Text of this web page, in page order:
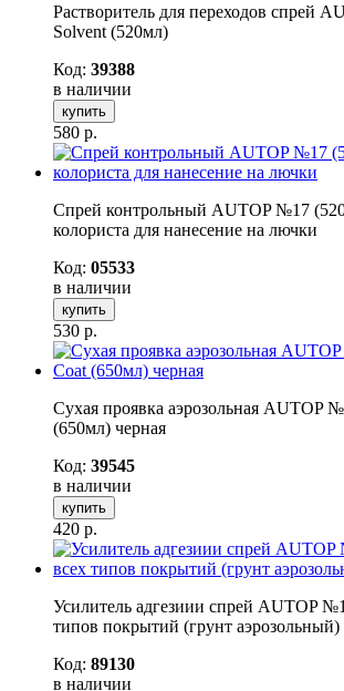
Растворитель для переходов спрей
Solvent (520мл)
Код: 39388
в наличии
купить
580 р.
Спрей контрольный AUTOP №17
колориста для нанесение на лючки
Код: 05533
в наличии
купить
530 р.
Сухая проявка аэрозольная AUTOP
(650мл) черная
Код: 39545
в наличии
купить
420 р.
Усилитель адгезиии спрей AUTOP
типов покрытий (грунт аэрозольный)
Код: 89130
в наличии